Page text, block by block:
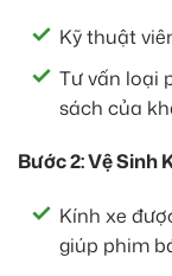
Kỹ thuật
Tư vấn loại
sách của
Bước 2: Vệ Sinh
Kính xe
giúp phim